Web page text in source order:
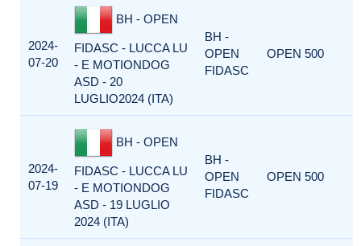
2024-
07-20
BH - OPEN
FIDASC - LUCCA LU
- E MOTIONDOG
ASD - 20
LUGLIO2024 (ITA)
BH -
OPEN
FIDASC
OPEN 500
2024-
07-19
BH - OPEN
FIDASC - LUCCA LU
- E MOTIONDOG
ASD - 19 LUGLIO
2024 (ITA)
BH -
OPEN
FIDASC
OPEN 500